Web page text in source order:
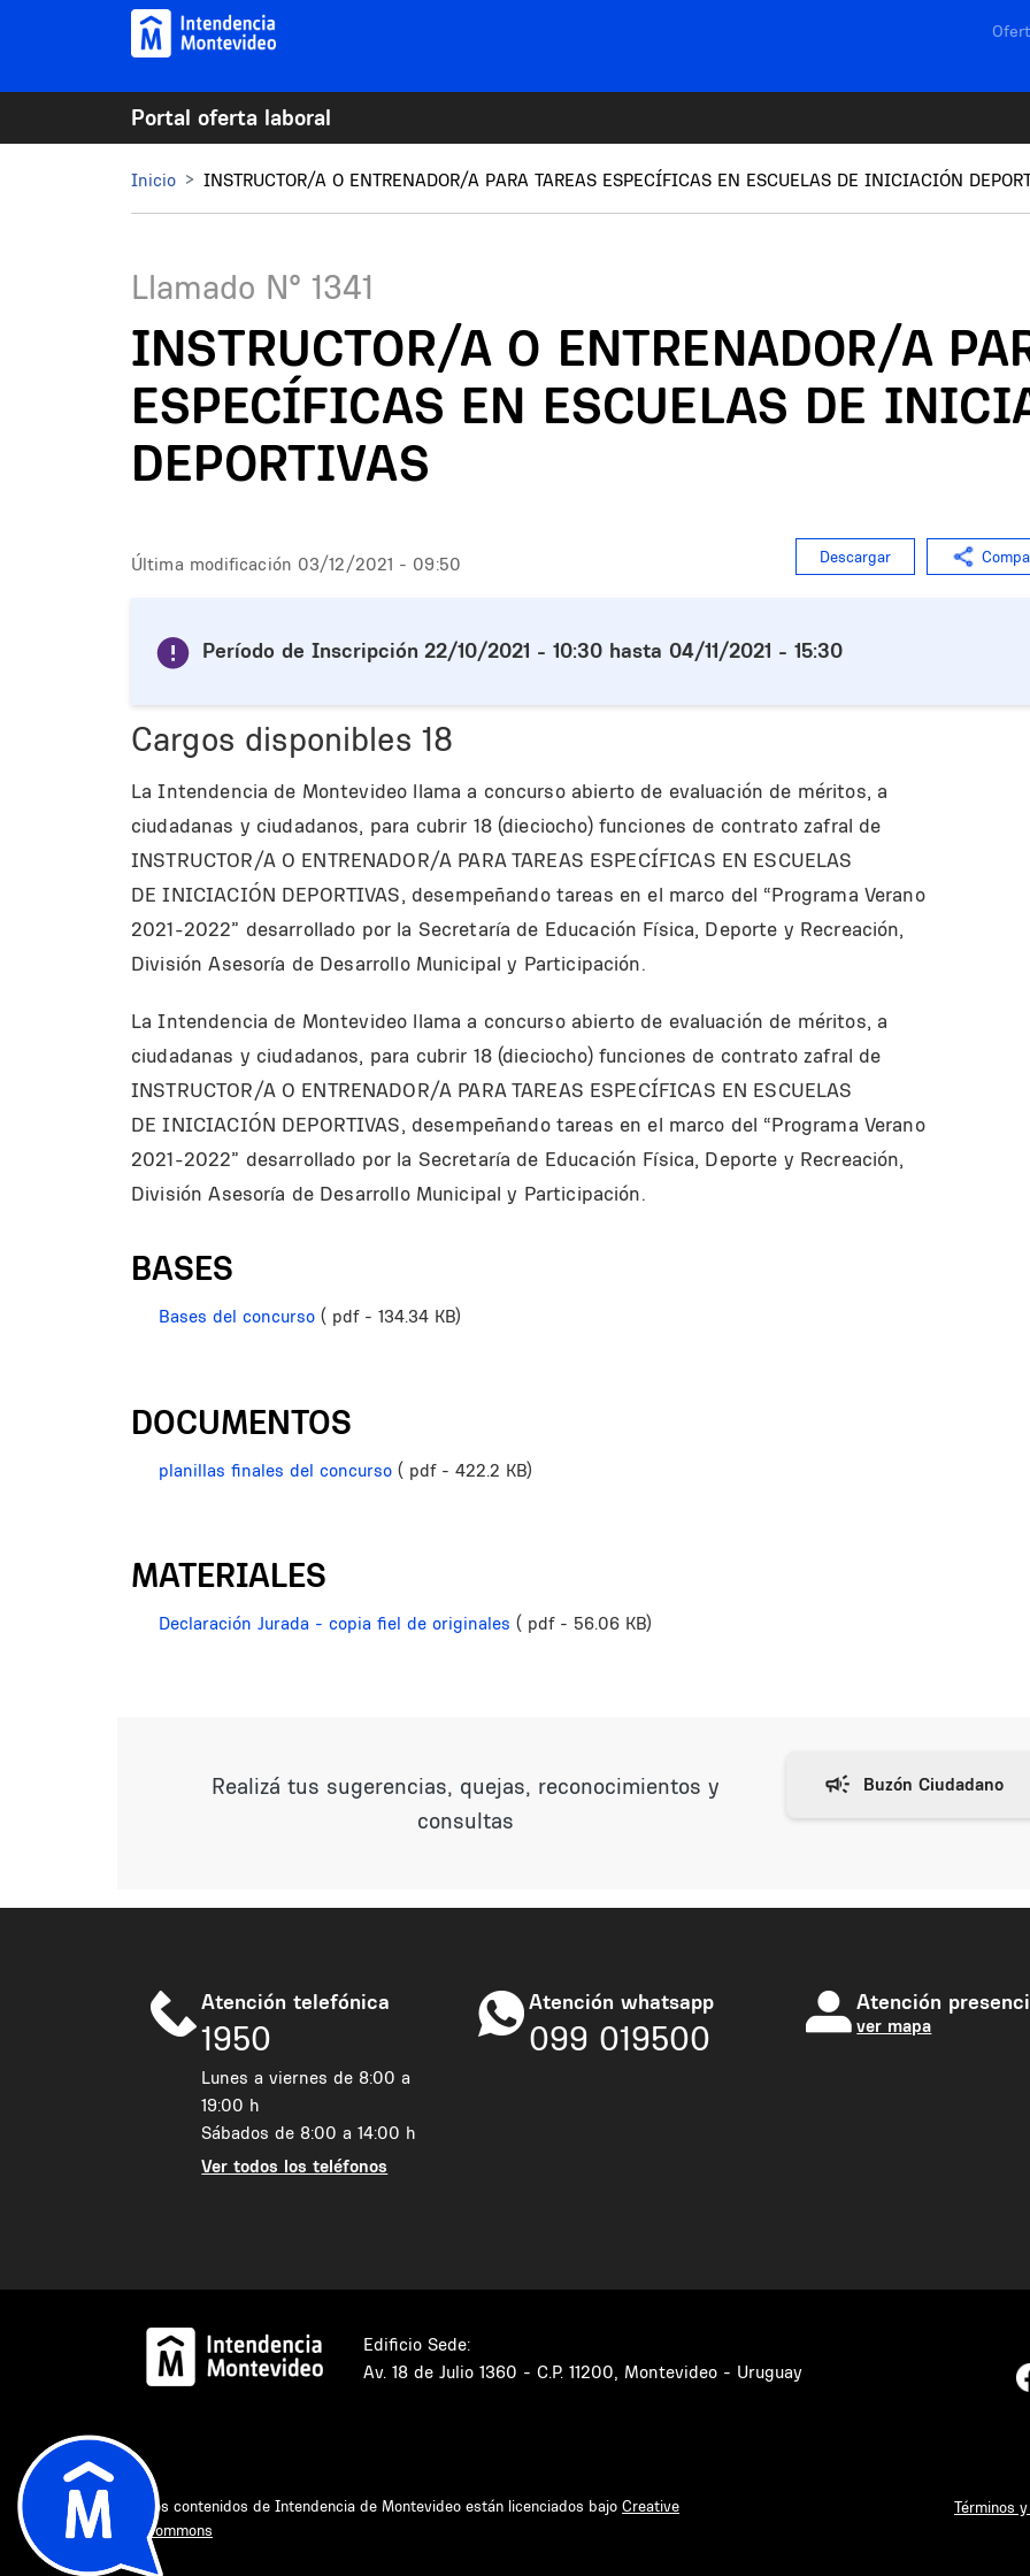
Pasar al contenido principal
Portal oferta laboral
Mi Montevideo
Inicio INSTRUCTOR/A O ENTRENADOR/A PARA TAREAS ESPECÍFICAS EN ESCUELAS DE INICIACIÓN
Llamado N° 1341
INSTRUCTOR/A O ENTRENADOR/A
ESPECÍFICAS EN ESCUELAS DE
DEPORTIVAS
Última modificación 03/12/2021 - 09:50 Descargar
Período de Inscripción 22/10/2021 - 10:30 hasta 04/11/2021 - 15:30
Cargos disponibles 18
La Intendencia de Montevideo llama a concurso abierto de evaluación de méritos, a
ciudadanas y ciudadanos, para cubrir 18 (dieciocho) funciones de contrato zafral de
INSTRUCTOR/A O ENTRENADOR/A PARA TAREAS ESPECÍFICAS EN ESCUELAS
DE INICIACIÓN DEPORTIVAS, desempeñando tareas en el marco del “Programa Verano
2021-2022” desarrollado por la Secretaría de Educación Física, Deporte y Recreación,
División Asesoría de Desarrollo Municipal y Participación.
La Intendencia de Montevideo llama a concurso abierto de evaluación de méritos, a
ciudadanas y ciudadanos, para cubrir 18 (dieciocho) funciones de contrato zafral de
INSTRUCTOR/A O ENTRENADOR/A PARA TAREAS ESPECÍFICAS EN ESCUELAS
DE INICIACIÓN DEPORTIVAS, desempeñando tareas en el marco del “Programa Verano
2021-2022” desarrollado por la Secretaría de Educación Física, Deporte y Recreación,
División Asesoría de Desarrollo Municipal y Participación.
BASES
Bases del concurso ( pdf - 134.34 KB)
DOCUMENTOS
planillas finales del concurso ( pdf - 422.2 KB)
MATERIALES
Declaración Jurada - copia fiel de originales ( pdf - 56.06 KB)
Realizá tus sugerencias, quejas, reconocimientos y
consultas
Atención telefónica
1950
Lunes a viernes de 8:00 a
19:00 h
Sábados de 8:00 a 14:00 h
Ver todos los teléfonos
Atención whatsapp
099 019500
Atención
ver mapa
Edificio Sede:
Av. 18 de Julio 1360 - C.P. 11200, Montevideo - Uruguay
Los contenidos de Intendencia de Montevideo están licenciados bajo Creative
Commons
Términos